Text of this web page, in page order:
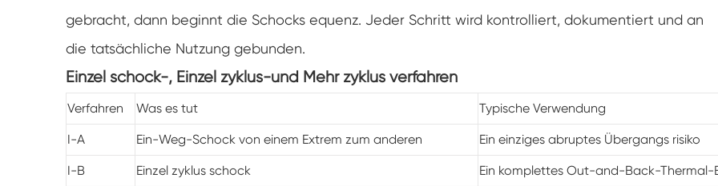
Kalte Klima kammer
PV-Degradationstestkammer
Konditionierung kammer
gebracht, dann beginnt die Schocks equenz. Jeder Schritt wird kontrolliert, dokumentiert und an
die tatsächliche Nutzung gebunden.
Einzel schock-, Einzel zyklus-und Mehr zyklus verfahren
Verfahren Was es tut Typische Verwendung
I-A Ein-Weg-Schock von einem Extrem zum anderen Ein einziges abruptes Übergangs risiko
I-B Einzel zyklus schock Ein komplettes Out-and-Back-Thermal-